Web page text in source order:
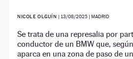
NICOLE OLGUÍN | 13/08/2025 | MADRID
Se trata de una represalia por
conductor de un BMW que,
aparca en una zona de paso de